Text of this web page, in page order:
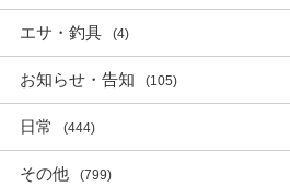
エサ・釣具 (4)
お知らせ・告知 (105)
日常 (444)
その他 (799)